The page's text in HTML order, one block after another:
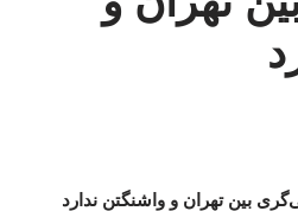
بین تهران و واشنگتن ندارد